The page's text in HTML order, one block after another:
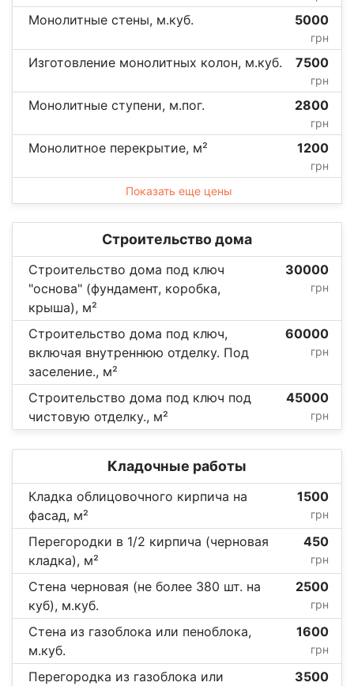
Монолитные стены, м.куб. 5000
грн
Изготовление монолитных колон, м.куб. 7500
грн
Монолитные ступени, м.пог. 2800
грн
Монолитное перекрытие, м² 1200
грн
Показать еще цены
Строительство дома
Строительство дома под ключ
"основа" (фундамент, коробка,
крыша), м²
30000
грн
Строительство дома под ключ,
включая внутреннюю отделку. Под
заселение., м²
60000
грн
Строительство дома под ключ под
чистовую отделку., м²
45000
грн
Кладочные работы
Кладка облицовочного кирпича на
фасад, м²
1500
грн
Перегородки в 1/2 кирпича (черновая
кладка), м²
450
грн
Стена черновая (не более 380 шт. на
куб), м.куб.
2500
грн
Стена из газоблока или пеноблока,
м.куб.
1600
грн
Перегородка из газоблока или
3500